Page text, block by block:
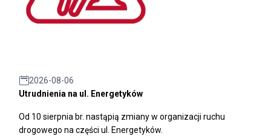
2026-08-06
Utrudnienia na ul. Energetyków
Od 10 sierpnia br. nastąpią zmiany w organizacji ruchu
drogowego na części ul. Energetyków.